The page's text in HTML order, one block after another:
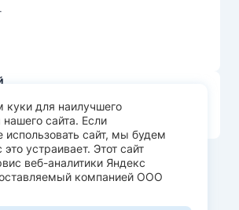
тканей оптом, 2026
куки для наилучшего
сайта. Если
сайт, мы будем
это устраивает. Этот сайт
веб-аналитики Яндекс
компанией ООО